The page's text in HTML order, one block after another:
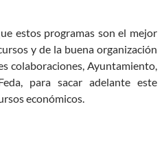
estos programas son el mejor
y de la buena organización
colaboraciones, Ayuntamiento,
para sacar adelante este
económicos.